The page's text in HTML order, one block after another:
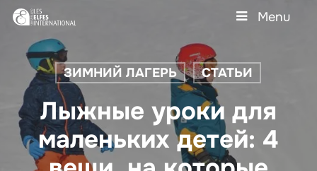
Skip
content
Menu
ЗИМНИЙ ЛАГЕРЬ СТАТЬИ
Лыжные уроки для
маленьких детей: 4